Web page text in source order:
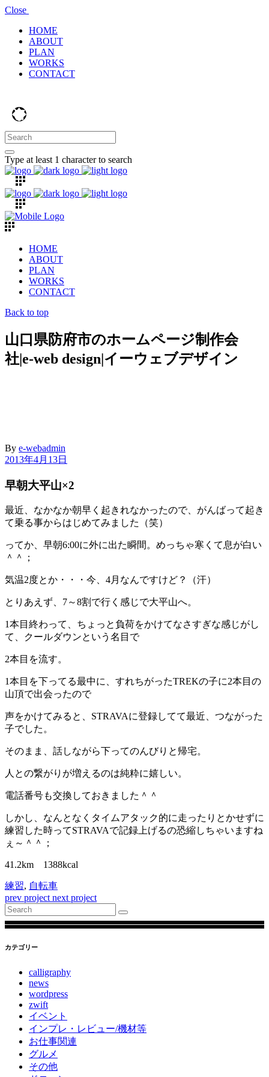
Close
HOME
ABOUT
PLAN
WORKS
CONTACT
Type at least 1 character to search
HOME
ABOUT
PLAN
WORKS
CONTACT
Back to top
山口県防府市のホームページ制作会
社|e-web design|イーウェブデザイン
By e-webadmin
2013年4月13日
早朝大平山×2
最近、なかなか朝早く起きれなかったので、がんばって起き
て乗る事からはじめてみました（笑）
ってか、早朝6:00に外に出た瞬間。めっちゃ寒くて息が白い
＾＾；
気温2度とか・・・今、4月なんですけど？（汗）
とりあえず、7～8割で行く感じで大平山へ。
1本目終わって、ちょっと負荷をかけてなさすぎな感じがし
て、クールダウンという名目で
2本目を流す。
1本目を下ってる最中に、すれちがったTREKの子に2本目の
山頂で出会ったので
声をかけてみると、STRAVAに登録してて最近、つながった
子でした。
そのまま、話しながら下ってのんびりと帰宅。
人との繋がりが増えるのは純粋に嬉しい。
電話番号も交換しておきました＾＾
しかし、なんとなくタイムアタック的に走ったりとかせずに
練習した時ってSTRAVAで記録上げるの恐縮しちゃいますね
ぇ～＾＾；
41.2km 1388kcal
練習, 自転車
prev project next project
Search
for:
カテゴリー
calligraphy
news
wordpress
zwift
イベント
インプレ・レビュー/機材等
お仕事関連
グルメ
その他